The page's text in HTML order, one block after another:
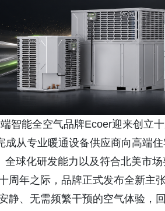
智能全空气品牌Ecoer迎来创立
成从专业暖通设备供应商向高端
全球化研发能力以及符合北美市
周年之际，品牌正式发布全新
静、无需频繁干预的空气体验，